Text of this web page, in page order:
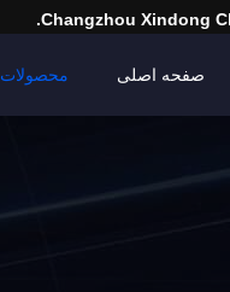
Changzhou Xindong
صفحه اصلی محصولات